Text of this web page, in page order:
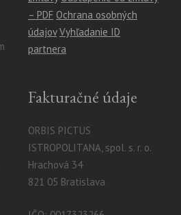
– PDF Ochrana osobných
údajov Vyhľadanie ID
partnera
Fakturačné údaje
ORBIS PICTUS
ISTROPOLITANA, spol. s. r. o.
Hrachová 34
821 05 Bratislava